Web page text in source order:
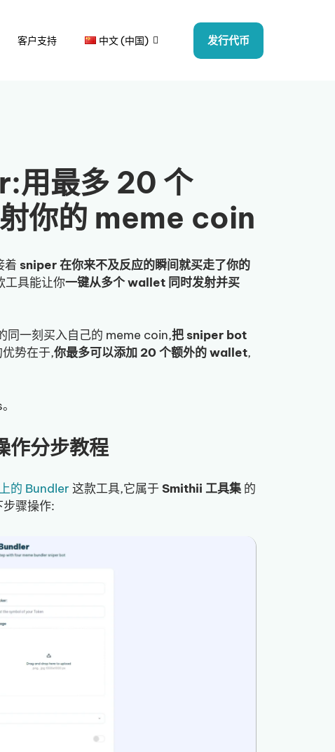
客户支持 中文 (中国) 发行代币
用最多 20 个
你的 meme coin
着 sniper 在你来不及反应的瞬间就买走了你的
工具能让你一键从多个 wallet 同时发射并买
一刻买入自己的 meme coin,把 sniper bot
势在于,你最多可以添加 20 个额外的 wallet,
分步教程
的 Bundler 这款工具,它属于 Smithii 工具集的
骤操作: